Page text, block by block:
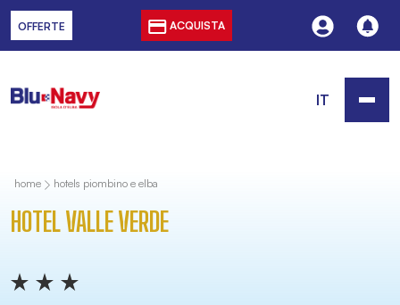
OFFERTE ACQUISTA
IT
home hotels piombino e elba
HOTEL VALLE VERDE